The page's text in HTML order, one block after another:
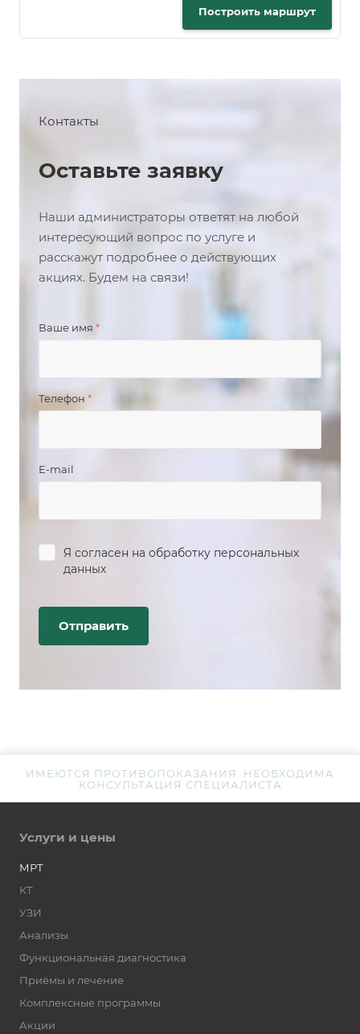
Построить маршрут
Контакты
Оставьте заявку
Наши администраторы ответят на любой
интересующий вопрос по услуге и
расскажут подробнее о действующих
акциях. Будем на связи!
Ваше имя *
Телефон *
E-mail
Я согласен на обработку персональных
данных
ИМЕЮТСЯ ПРОТИВОПОКАЗАНИЯ. НЕОБХОДИМА
КОНСУЛЬТАЦИЯ СПЕЦИАЛИСТА
Услуги и цены
МРТ
КТ
УЗИ
Анализы
Функциональная диагностика
Приёмы и лечение
Комплексные программы
Акции